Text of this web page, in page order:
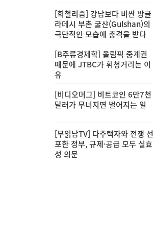
[희철리즘] 강남보다 비싼 방글
라데시 부촌 굴샨(Gulshan)의
극단적인 모습에 충격을 받다
[B주류경제학] 올림픽 중계권
때문에 JTBC가 휘청거리는 이
유
[비디오머그] 비트코인 6만7천
달러가 무너지면 벌어지는 일
[부읽남TV] 다주택자와 전쟁 선
포한 정부, 규제·공급 모두 실효
성 의문